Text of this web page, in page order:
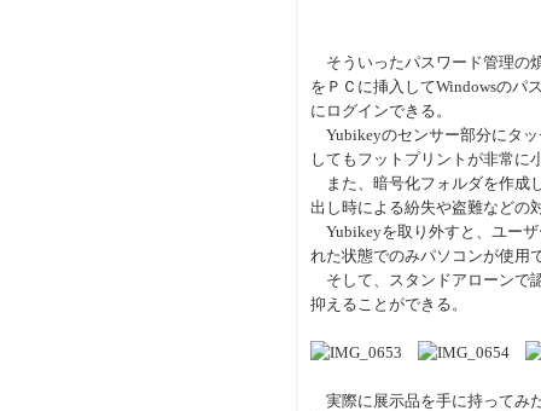
そういったパスワード管理の
をＰＣに挿入してWindowsのパ
にログインできる。
Yubikeyのセンサー部分にタッ
してもフットプリントが非常に
また、暗号化フォルダを作成
出し時による紛失や盗難などの
Yubikeyを取り外すと、ユーザ
れた状態でのみパソコンが使用
そして、スタンドアローンで
抑えることができる。
実際に展示品を手に持ってみ